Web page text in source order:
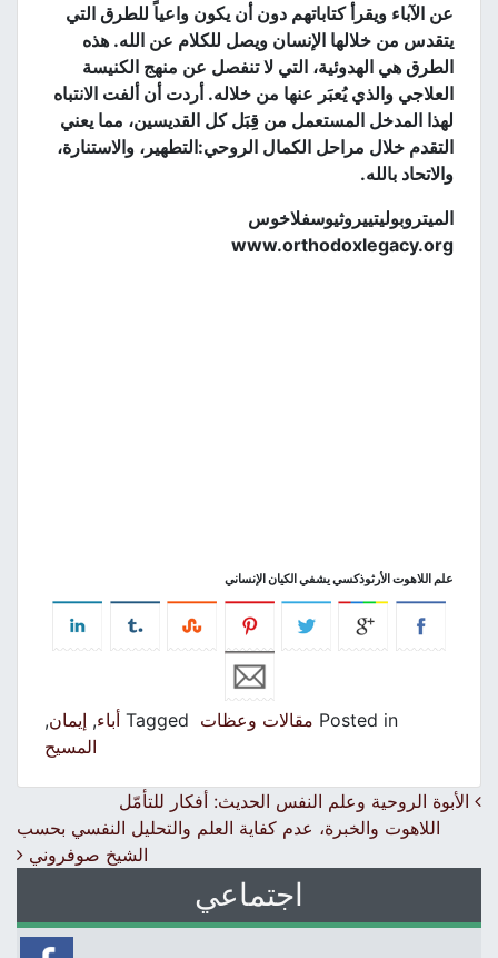
عن الآباء ويقرأ كتاباتهم دون أن يكون واعياً للطرق التي
يتقدس من خلالها الإنسان ويصل للكلام عن الله.هذه
الطرق هي الهدوئية، التي لا تنفصل عن منهج الكنيسة
العلاجي والذي يُعبَر عنها من خلاله.أردت أن ألفت الانتباه
لهذا المدخل المستعمل من قِبَل كل القديسين، مما يعني
التقدم خلال مراحل الكمال الروحي:التطهير، والاستنارة،
والاتحاد بالله.
الميتروبوليتييروثيوسفلاخوس
www.orthodoxlegacy.org
علم اللاهوت الأرثوذكسي يشفي الكيان الإنساني
Posted in مقالات وعظات Tagged أباء,إيمان,
المسيح
Post navigation
اﻷبوة الروحية وعلم النفس الحديث: أفكار للتأمّل
اللاهوت والخبرة، عدم كفاية العلم والتحليل النفسي بحسب
الشيخ صوفروني
اجتماعي